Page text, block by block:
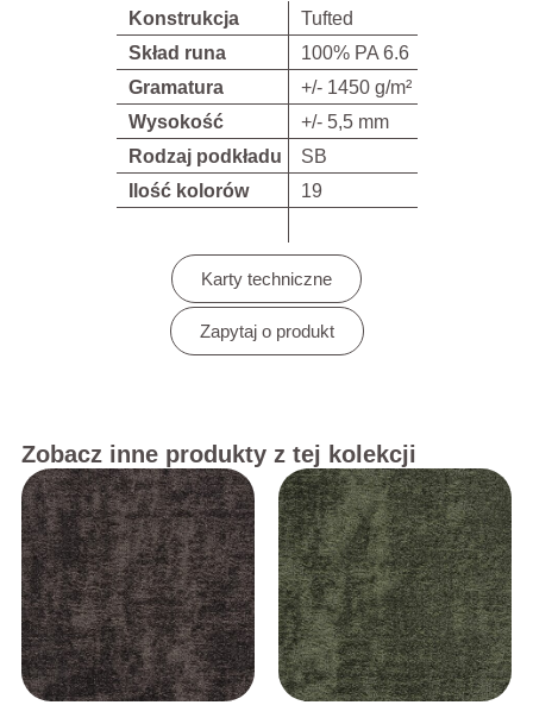
Konstrukcja
Tufted
Skład runa
100% PA 6.6
Gramatura
+/- 1450 g/m²
Wysokość
+/- 5,5 mm
Rodzaj podkładu
SB
Ilość kolorów
19
Karty techniczne
Zapytaj o produkt
Zobacz inne produkty z tej kolekcji